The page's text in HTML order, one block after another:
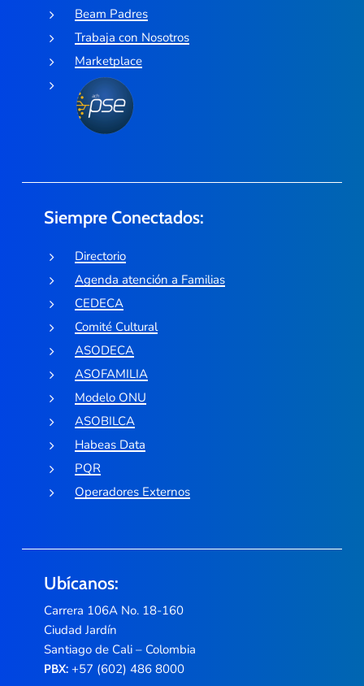
Beam Padres
Trabaja con Nosotros
Marketplace
Siempre Conectados:
Directorio
Agenda atención a Familias
CEDECA
Comité Cultural
ASODECA
ASOFAMILIA
Modelo ONU
ASOBILCA
Habeas Data
PQR
Operadores Externos
Ubícanos:
Carrera 106A No. 18-160
Ciudad Jardín
Santiago de Cali – Colombia
PBX:+57 (602) 486 8000